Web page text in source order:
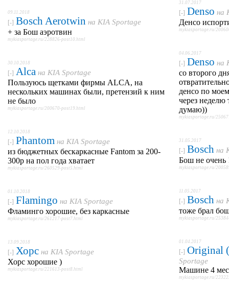
09.11.2018
[-] Bosch Aerotwin на KIA Sportage
+ за Бош аэротвин
mykiasportage.ru/228826-post10.html
30.10.2018
[-] Alca на KIA Sportage
Пользуюсь щетками фирмы ALCA, на
нескольких машинах были, претензий к ним
не было
mykiasportage.ru/200670-post19.html
12.10.2018
[-] Phantom на KIA Sportage
из бюджетных бескаркасные Fantom за 200-
300р на пол года хватает
mykiasportage.ru/260529-post5.html
01.10.2018
[-] Flamingo на KIA Sportage
Фламинго хорошие, без каркасные
mykiasportage.ru/261217-post7.html
13.09.2018
[-] Хорс на KIA Sportage
Хорс хорошие )
mykiasportage.ru/221613-post8.html
31.07.2017
[-] Denso на
Денсо
mykiasportage.ru/
04.06.2017
[-] Denso на
со второго
денсо по
через неделю
думаю))
mykiasportage.ru/
31.05.2017
[-] Bosch на
Бош не очень
mykiasportage.ru/
11.05.2017
[-] Bosch на
тоже брал
mykiasportage.ru/
01.04.2017
[-] Original
Sportage
Машине 4
mykiasportage.ru/